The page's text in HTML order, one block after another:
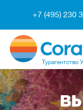
+7 (495) 230
Турагентство